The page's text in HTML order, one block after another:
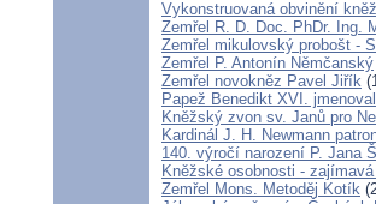
Vykonstruovaná obvinění
Zemřel R. D. Doc. PhDr. Ing.
Zemřel mikulovský probošt -
Zemřel P. Antonín Němčanský
Zemřel novokněz Pavel Jiřík
Papež Benedikt XVI.
Kněžský zvon sv. Janů pro
Kardinál J. H. Newmann
140. výročí narození P. Jana
Kněžské osobnosti -
Zemřel Mons. Metoděj Kotík